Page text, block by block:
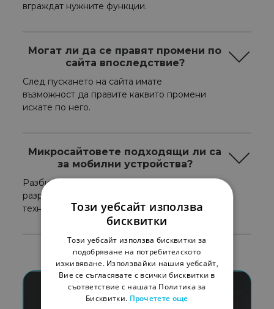
Да обсъдим вашия проект?
вграждат нужните функции.
Могат ли да се правят промени по
сайта впоследствие?
След пускането на сайта имате
възможност да правите каквито промени
искате по него.
Микросайтовете подходящи ли са
за мобилни устройства?
Разбира се, нашите програмисти
разработват сайтовете на база Mobile-first
технологиите.Този уебсайт използва
бисквитки
Този уебсайт използва бисквитки за
подобряване на потребителското
изживяване. Използвайки нашия уебсайт,
Вие се съгласявате с всички бисквитки в
съответствие с нашата Политика за
Бисквитки. Прочетете още